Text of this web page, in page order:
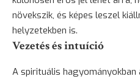
növekszik, és képes leszel
helyzetekben is.
Vezetés és intuíció
A spirituális hagyományokban